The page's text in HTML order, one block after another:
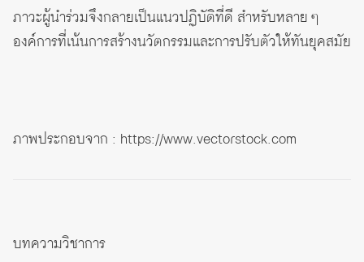
ภาวะผู้นำร่วมจึงกลายเป็นแนวปฏิบัติที่ดี สำหรับหลาย ๆ
องค์การที่เน้นการสร้างนวัตกรรมและการปรับตัวให้ทันยุคสมัย
ภาพประกอบจาก : https://www.vectorstock.com
บทความวิชาการ